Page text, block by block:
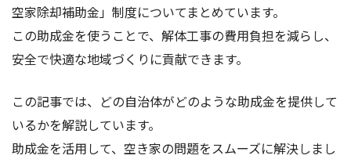
空家除却補助金」制度についてまとめています。
この助成金を使うことで、解体工事の費用負担を減らし、
安全で快適な地域づくりに貢献できます。
この記事では、どの自治体がどのような助成金を提供して
いるかを解説しています。
助成金を活用して、空き家の問題をスムーズに解決しまし